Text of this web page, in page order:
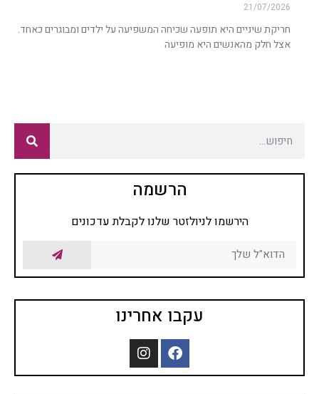
21/07/2026
חריקת שיניים היא תופעה שכיחה המשפיעה על ילדים ומבוגרים כאחד.
אצל חלק מהאנשים היא מופיעה
הרשמה
הירשמו לניולזטר שלנו לקבלת עדכונים
עקבו אחרינו